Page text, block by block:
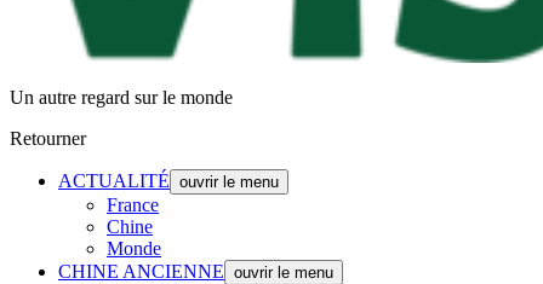
Un autre regard sur le monde
Retourner
ACTUALITÉ ouvrir le menu
France
Chine
Monde
CHINE ANCIENNE ouvrir le menu